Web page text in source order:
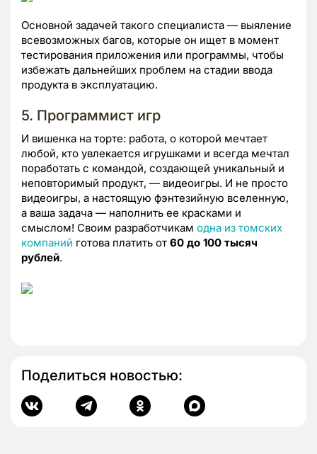
Основной задачей такого специалиста — выяление
всевозможных багов, которые он ищет в момент
тестирования приложения или программы, чтобы
избежать дальнейших проблем на стадии ввода
продукта в эксплуатацию.
5. Программист игр
И вишенка на торте: работа, о которой мечтает
любой, кто увлекается игрушками и всегда мечтал
поработать с командой, создающей уникальный и
неповторимый продукт, — видеоигры. И не просто
видеоигры, а настоящую фэнтезийную вселенную,
а ваша задача — наполнить ее красками и
смыслом! Своим разработчикам одна из томских
компаний готова платить от 60 до 100 тысяч
рублей.
Поделиться новостью: